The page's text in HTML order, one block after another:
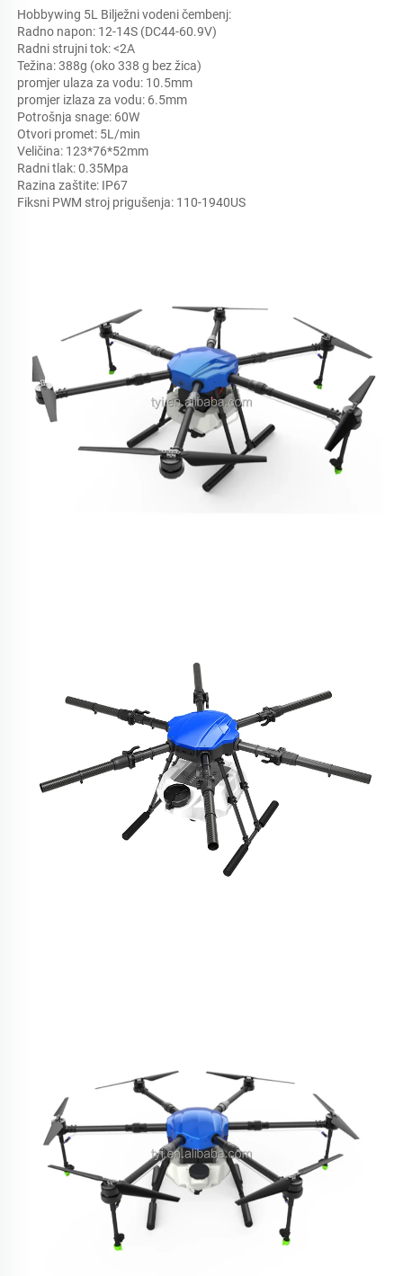
Hobbywing 5L Bilježni vodeni čembenj:
Radno napon: 12-14S (DC44-60.9V)
Radni strujni tok: <2A
Težina: 388g (oko 338 g bez žica)
promjer ulaza za vodu: 10.5mm
promjer izlaza za vodu: 6.5mm
Potrošnja snage: 60W
Otvori promet: 5L/min
Veličina: 123*76*52mm
Radni tlak: 0.35Mpa
Razina zaštite: IP67
Fiksni PWM stroj prigušenja: 110-1940US